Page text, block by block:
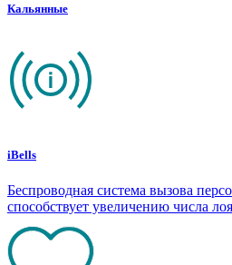
Кальянные
iBells
Беспроводная система вызова
способствует увеличению числа